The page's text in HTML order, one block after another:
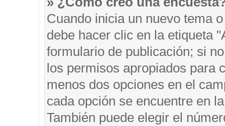
Cuando inicia un nuevo tema
debe hacer clic en la etiqueta
formulario de publicación; si
los permisos apropiados para
menos dos opciones en el
cada opción se encuentre en
También puede elegir el